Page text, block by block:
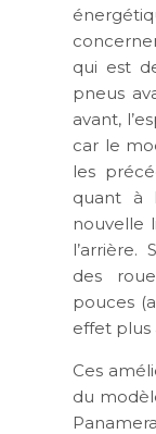
qui est
pneus
avant,
car le
les
quant à
nouvelle
des
pouces
effet plus
Ces
du